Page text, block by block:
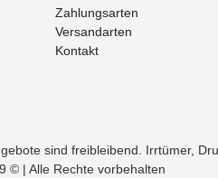
Zahlungsarten
Versandarten
Kontakt
sind freibleibend. Irrtümer,
© | Alle Rechte vorbehalten